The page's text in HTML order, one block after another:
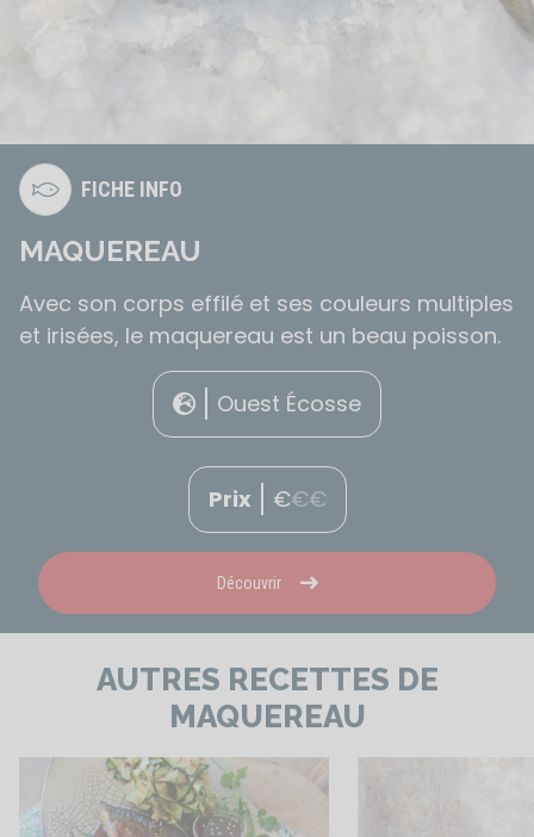
FICHE INFO
MAQUEREAU
Avec son corps effilé et ses couleurs multiples
et irisées, le maquereau est un beau poisson.
Ouest Écosse
Prix €€€
Découvrir
AUTRES RECETTES DE
MAQUEREAU